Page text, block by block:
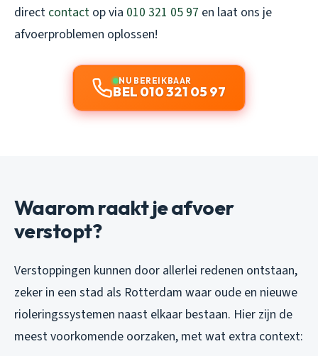
direct contact op via 010 321 05 97 en laat ons je
afvoerproblemen oplossen!
NU BEREIKBAAR
BEL 010 321 05 97
Waarom raakt je afvoer
verstopt?
Verstoppingen kunnen door allerlei redenen ontstaan,
zeker in een stad als Rotterdam waar oude en nieuwe
rioleringssystemen naast elkaar bestaan. Hier zijn de
meest voorkomende oorzaken, met wat extra context: